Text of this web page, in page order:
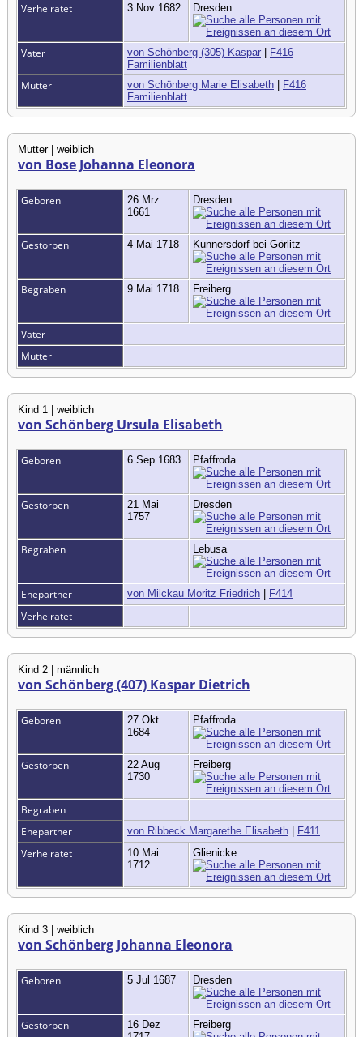
Verheiratet 3 Nov 1682 Dresden
Vater von Schönberg (305) Kaspar | F416
Familienblatt
Mutter von Schönberg Marie Elisabeth | F416
Familienblatt
Mutter | weiblich
von Bose Johanna Eleonora
Geboren
26 Mrz
1661
Dresden
Gestorben 4 Mai 1718 Kunnersdorf bei Görlitz
Begraben 9 Mai 1718 Freiberg
Vater
Mutter
Kind 1 | weiblich
von Schönberg Ursula Elisabeth
Geboren 6 Sep 1683 Pfaffroda
Gestorben
21 Mai
1757
Dresden
Begraben Lebusa
Ehepartner von Milckau Moritz Friedrich | F414
Verheiratet
Kind 2 | männlich
von Schönberg (407) Kaspar Dietrich
Geboren
27 Okt
1684
Pfaffroda
Gestorben
22 Aug
1730
Freiberg
Begraben
Ehepartner
von Ribbeck Margarethe Elisabeth | F411
Verheiratet
10 Mai
1712
Glienicke
Kind 3 | weiblich
von Schönberg Johanna Eleonora
Geboren 5 Jul 1687 Dresden
Gestorben
16 Dez
Freiberg